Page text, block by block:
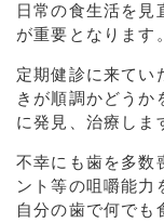
日常の食生活を見
が重要となります。
定期健診に来てい
きが順調かどうか
に発見、治療しま
不幸にも歯を多数
ント等の咀嚼能力
自分の歯で何でも